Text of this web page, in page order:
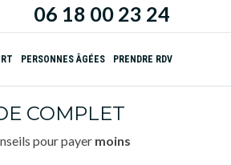
06 18 00 23 24
PERSONNES ÂGÉES PRENDRE RDV
COMPLET
pour payer moins